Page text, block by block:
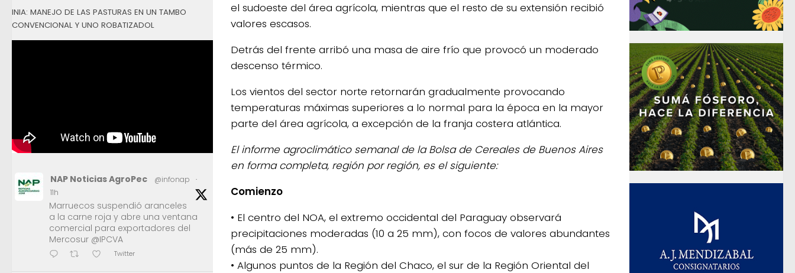
el sudoeste del área agrícola, mientras que el resto de su extensión recibió
valores escasos.
Detrás del frente arribó una masa de aire frío que provocó un moderado
descenso térmico.
Los vientos del sector norte retornarán gradualmente provocando
temperaturas máximas superiores a lo normal para la época en la mayor
parte del área agrícola, a excepción de la franja costera atlántica.
El informe agroclimático semanal de la Bolsa de Cereales de Buenos Aires
en forma completa, región por región, es el siguiente:
Comienzo
• El centro del NOA, el extremo occidental del Paraguay observará
precipitaciones moderadas (10 a 25 mm), con focos de valores abundantes
(más de 25 mm).
• Algunos puntos de la Región del Chaco, el sur de la Región Oriental del
INIA: MANEJO DE LAS PASTURAS EN UN TAMBO
CONVENCIONAL Y UNO ROBATIZADOL
NAP Noticias AgroPec @infonap
·
11h
Marruecos suspendió aranceles
a la carne roja y abre una ventana
comercial para exportadores del
Mercosur @IPCVA
Twitter